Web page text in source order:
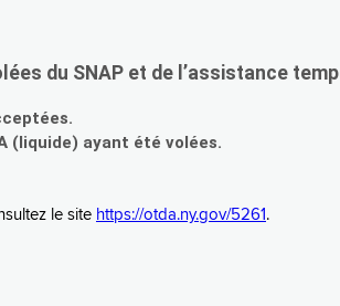
du SNAP et de l’assistance
(liquide) ayant été volées.
le site https://otda.ny.gov/5261 .